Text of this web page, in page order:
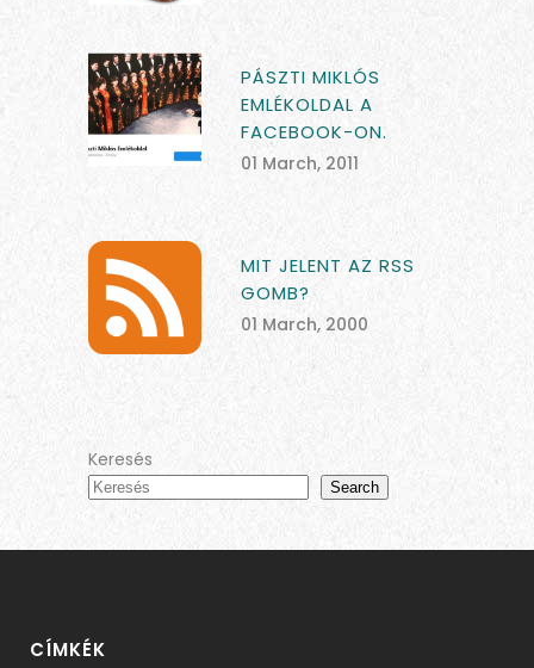
PÁSZTI MIKLÓS
EMLÉKOLDAL A
FACEBOOK-ON.
01 March, 2011
MIT JELENT AZ RSS
GOMB?
01 March, 2000
Keresés
Search
CÍMKÉK